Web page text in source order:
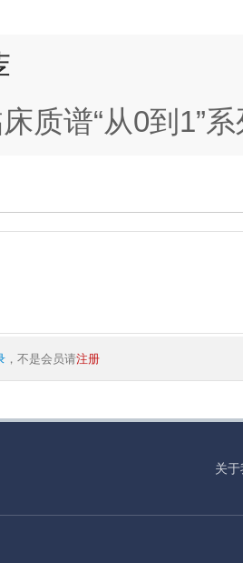
质谱“从0到1”
，不是会员请注册
关